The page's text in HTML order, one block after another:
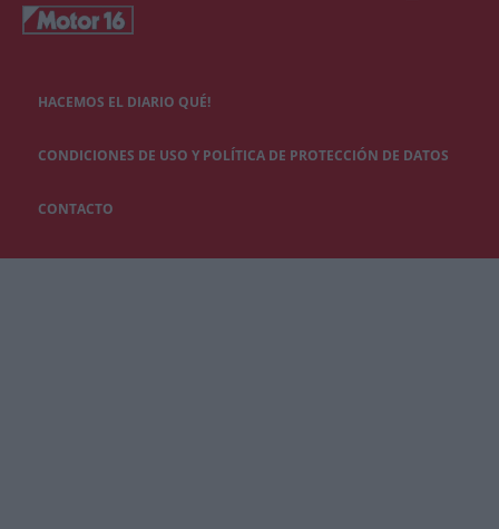
HACEMOS EL DIARIO QUÉ!
CONDICIONES DE USO Y POLÍTICA DE PROTECCIÓN DE DATOS
CONTACTO